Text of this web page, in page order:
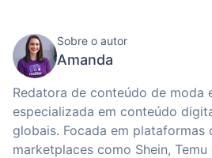
Sobre o autor
Amanda
Redatora de conteúdo de moda
especializada em conteúdo
globais. Focada em plataformas
marketplaces como Shein,